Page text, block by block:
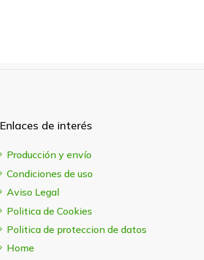
Enlaces de interés
Producción y envío
Condiciones de uso
Aviso Legal
Politica de Cookies
Politica de proteccion de datos
Home